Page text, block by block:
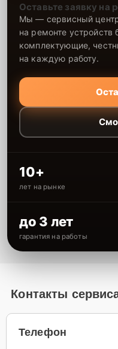
Оставьте заявку на
Мы — сервисный
на ремонте устройств
комплектующие,
на каждую работу.
10+
лет на рынке
до 3 лет
гарантия на работы
Контакты
Телефон